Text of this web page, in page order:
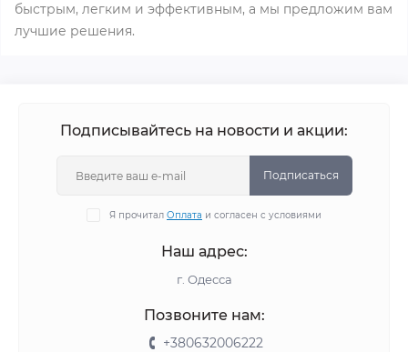
быстрым, легким и эффективным, а мы предложим вам
лучшие решения.
Подписывайтесь на новости и акции:
Подписаться
Я прочитал Оплата и согласен с условиями
Наш адрес:
г. Одесса
Позвоните нам:
+380632006222